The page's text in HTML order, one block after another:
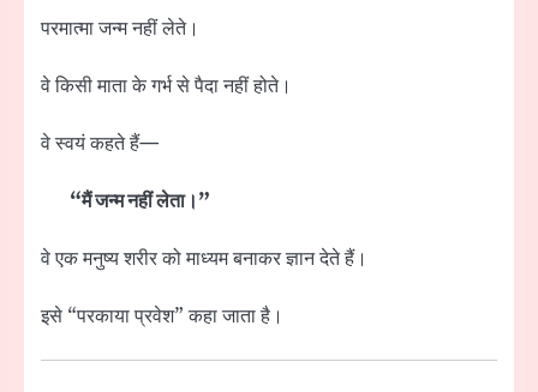
परमात्मा जन्म नहीं लेते।
वे किसी माता के गर्भ से पैदा नहीं होते।
वे स्वयं कहते हैं—
“मैं जन्म नहीं लेता।”
वे एक मनुष्य शरीर को माध्यम बनाकर ज्ञान देते हैं।
इसे “परकाया प्रवेश” कहा जाता है।